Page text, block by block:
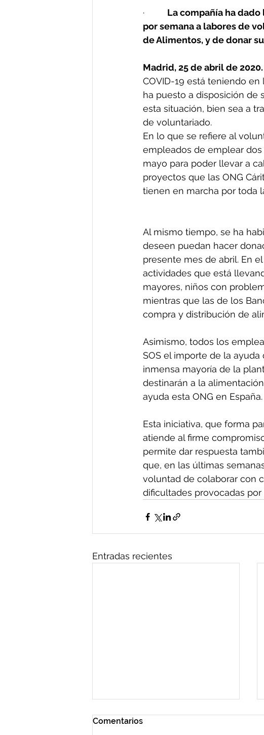
· La compañía ha
por semana a labores de
de Alimentos, y de donar
Madrid, 25 de abril de 2020.
COVID-19 está teniendo
ha puesto a disposición de
esta situación, bien sea a
de voluntariado.
En lo que se refiere al
empleados de emplear
mayo para poder llevar a
proyectos que las ONG
tienen en marcha por toda
Al mismo tiempo, se ha
deseen puedan hacer
presente mes de abril. En
actividades que está
mayores, niños con
mientras que las de los
compra y distribución de
Asimismo, todos los
SOS el importe de la
inmensa mayoría de la
destinarán a la
ayuda esta ONG en España.
Esta iniciativa, que forma
atiende al firme
permite dar respuesta
que, en las últimas
voluntad de colaborar con
dificultades provocadas por
Entradas recientes
Comentarios